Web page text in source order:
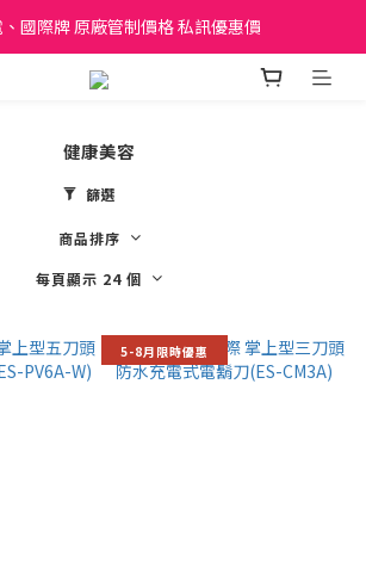
國際牌 原廠管制價格 私訊優惠價
國際牌 原廠管制價格 私訊優惠價
定Line帳號享購物金【點我加入】
、國際牌 原廠管制價格 私訊優惠價
健康美容
篩選
商品排序
每頁顯示 24 個
5-8月限時優惠